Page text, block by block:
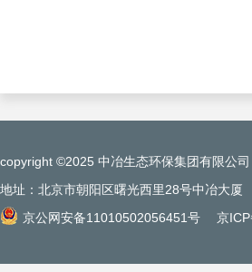
copyright ©2025 中冶生态环保集团有限公司
地址：北京市朝阳区曙光西里28号中冶大厦
京公网安备11010502056451号
京